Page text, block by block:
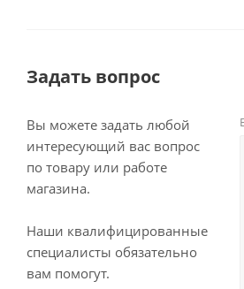
Задать вопрос
Вы можете задать любой
интересующий вас вопрос
по товару или работе
магазина.
Наши квалифицированные
специалисты обязательно
вам помогут.